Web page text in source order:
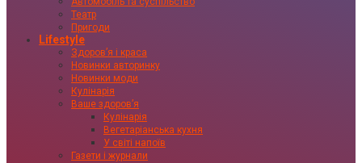
Театр
Пригоди
Lifestyle
Здоровʼя і краса
Новинки авторинку
Новинки моди
Кулінарія
Ваше здоровʼя
Кулінарія
Вегетаріанська кухня
У світі напоїв
Газети і журнали